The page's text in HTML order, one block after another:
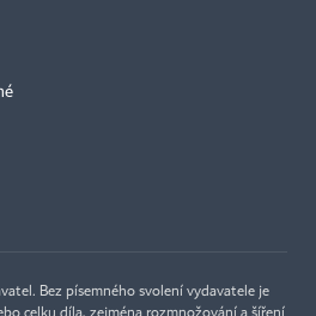
Bez písemného svolení vydavatele je